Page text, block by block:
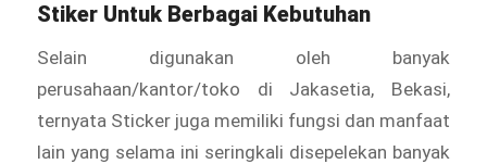
Stiker Untuk Berbagai Kebutuhan
Selain digunakan oleh banyak
perusahaan/kantor/toko di Jakasetia, Bekasi,
ternyata Sticker juga memiliki fungsi dan manfaat
lain yang selama ini seringkali disepelekan banyak